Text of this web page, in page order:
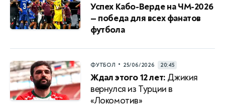
Успех Кабо-Верде на ЧМ-2026
— победа для всех фанатов
футбола
ФУТБОЛ • 25/06/2026 20:45
Ждал этого 12 лет: Джикия
вернулся из Турции в
«Локомотив»